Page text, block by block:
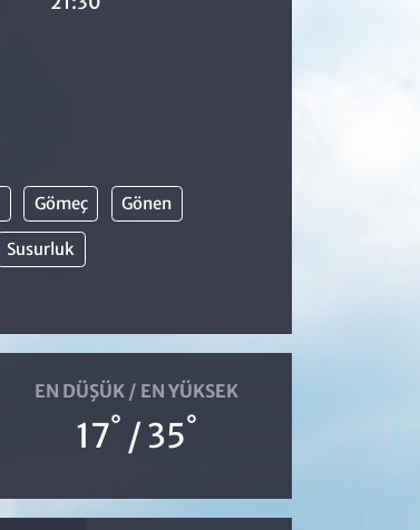
Gömeç Gönen
Susurluk
EN DÜŞÜK / EN YÜKSEK
17° / 35°